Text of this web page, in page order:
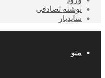
نوشته تصادفی
سایدبار
منو